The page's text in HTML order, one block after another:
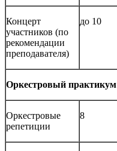
Концерт
участников (по
рекомендации
преподавателя)
до 10
Оркестровый практикум
Оркестровые
репетиции
8